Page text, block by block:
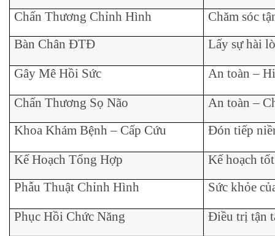
Chấn Thương Chỉnh Hình
Chăm sóc
Bàn Chân ĐTĐ
Lấy sự hài
Gây Mê Hồi Sức
An toàn –
Chấn Thương Sọ Não
An toàn –
Khoa Khám Bệnh – Cấp Cứu
Đón tiếp
Kế Hoạch Tổng Hợp
Kế hoạch
Phẫu Thuật Chỉnh Hình
Sức khỏe
Phục Hồi Chức Năng
Điều trị tận